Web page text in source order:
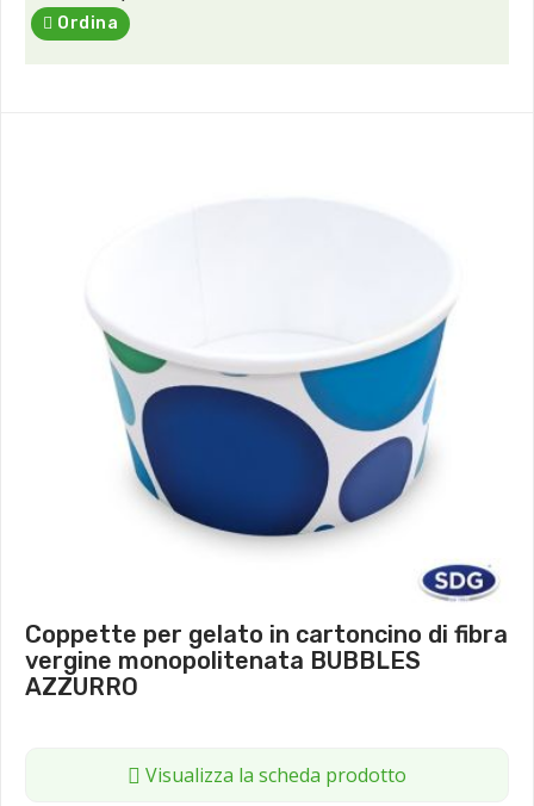
Ordina
Coppette per gelato in cartoncino di fibra
vergine monopolitenata BUBBLES
AZZURRO
Visualizza la scheda prodotto